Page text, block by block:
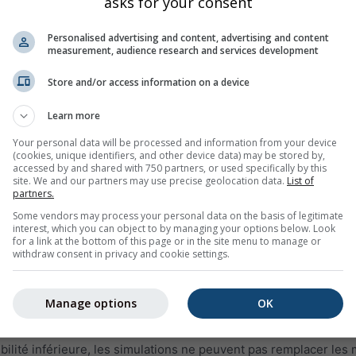
monde. Vous pouvez consulter les informations
Les diagrammes des archives météorologiques sont
relative par intervalles d'une heure
(fond bleu clair). Plus le fond gris est foncé, plus la
(en degré 0° = Nord, 90° = Est, 180° = Sud et 270° = Ouest).
historiques, la ligne verte représente la vitesse du vent et
du vent
données de simulation pour la région sélectionnée et non
aux données mesurées d'une station
d'observations couvrent moins d'1% du territoire). Les
prévisibilité peuvent remplacer les mesures. Pour des
inférieure, les simulations ne peuvent pas remplacer les
Personalised advertising and content, advertising and content
measurement, audience research and services development
Store and/or access information on a device
Learn more
Your personal data will be processed and information from your device
(cookies, unique identifiers, and other device data) may be stored by,
accessed by and shared with 750 partners, or used specifically by this
site. We and our partners may use precise geolocation data. List of
partners.
Some vendors may process your personal data on the basis of legitimate
interest, which you can object to by managing your options below. Look
for a link at the bottom of this page or in the site menu to manage or
withdraw consent in privacy and cookie settings.
OK
Manage options